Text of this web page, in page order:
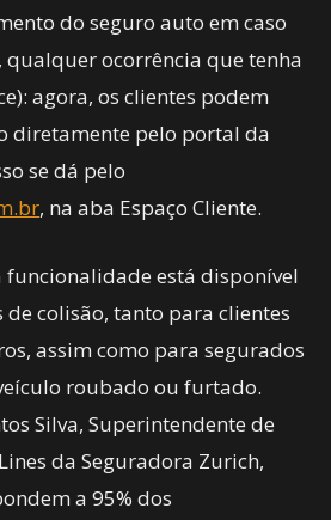
do seguro auto em caso
qualquer ocorrência que tenha
agora, os clientes podem
diretamente pelo portal da
se dá pelo
, na aba Espaço Cliente.
funcionalidade está disponível
colisão, tanto para clientes
assim como para segurados
roubado ou furtado.
Silva, Superintendente de
da Seguradora Zurich,
a 95% dos